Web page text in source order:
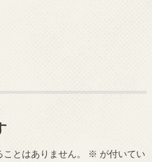
とはありません。 ※ が付いてい